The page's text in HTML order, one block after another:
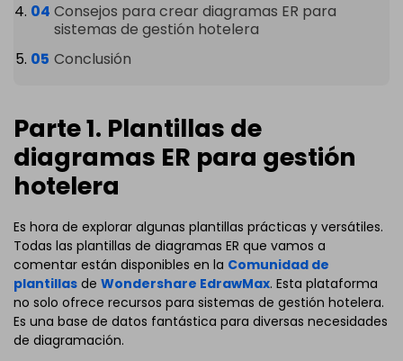
Consejos para crear diagramas ER para
sistemas de gestión hotelera
Conclusión
Parte 1. Plantillas de
diagramas ER para gestión
hotelera
Es hora de explorar algunas plantillas prácticas y versátiles.
Todas las plantillas de diagramas ER que vamos a
comentar están disponibles en la Comunidad de
plantillas de Wondershare EdrawMax. Esta plataforma
no solo ofrece recursos para sistemas de gestión hotelera.
Es una base de datos fantástica para diversas necesidades
de diagramación.